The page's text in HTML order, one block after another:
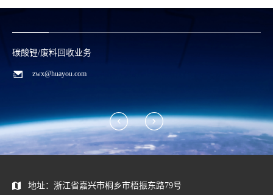
碳酸锂/废料回收业务
zwx@huayou.com
地址：浙江省嘉兴市桐乡市梧振东路79号